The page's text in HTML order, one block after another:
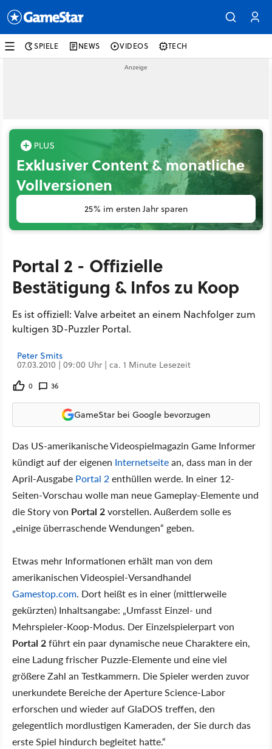
SPIELE NEWS VIDEOS TECH
Exklusiver Content & monatliche
Vollversionen
25% im ersten Jahr sparen
Portal 2 - Offizielle
Bestätigung & Infos zu Koop
Es ist offiziell: Valve arbeitet an einem Nachfolger zum
kultigen 3D-Puzzler Portal.
Peter Smits
07.03.2010 | 09:00 Uhr | ca. 1 Minute Lesezeit
0 36
GameStar bei Google bevorzugen
Das US-amerikanische Videospielmagazin Game Informer
kündigt auf der eigenen Internetseitean, dass man in der
April-Ausgabe Portal 2enthüllen werde. In einer 12-
Seiten-Vorschau wolle man neue Gameplay-Elemente und
die Story von Portal 2vorstellen. Außerdem solle es
„einige überraschende Wendungen“ geben.
Etwas mehr Informationen erhält man von dem
amerikanischen Videospiel-Versandhandel
Gamestop.com. Dort heißt es in einer (mittlerweile
gekürzten) Inhaltsangabe: „Umfasst Einzel- und
Mehrspieler-Koop-Modus. Der Einzelspielerpart von
Portal 2führt ein paar dynamische neue Charaktere ein,
eine Ladung frischer Puzzle-Elemente und eine viel
größere Zahl an Testkammern. Die Spieler werden zuvor
unerkundete Bereiche der Aperture Science-Labor
erforschen und wieder auf GlaDOS treffen, den
gelegentlich mordlustigen Kameraden, der Sie durch das
erste Spiel hindurch begleitet hatte.“